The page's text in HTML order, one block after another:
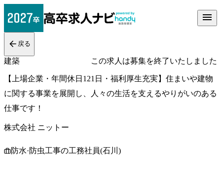
戻る
建築 この求人は募集を終了いたしました
【上場企業・年間休日121日・福利厚生充実】住まいや建物
に関する事業を展開し、人々の生活を支えるやりがいのある
仕事です！
株式会社 ニットー
防水·防虫工事の工務社員(石川)